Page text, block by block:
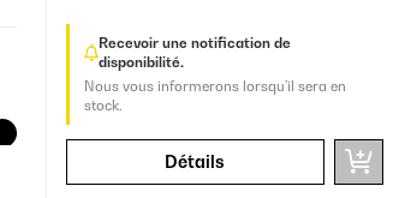
Recevoir une notification de
disponibilité.
Nous vous informerons lorsqu’il sera en
stock.
Détails